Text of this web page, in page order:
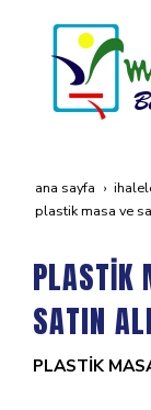
ana sayfa
plasti̇k masa ve
PLASTİK
SATIN
PLASTİK